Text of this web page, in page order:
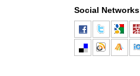
Social Networks